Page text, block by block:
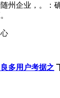
州企业，。：
多用户考据之